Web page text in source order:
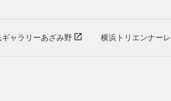
ャラリーあざみ野 横浜トリエンナーレ